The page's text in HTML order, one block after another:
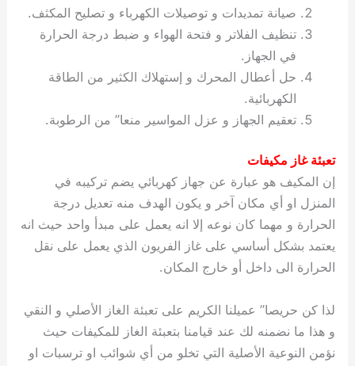
صيانة تمديدات و توصيلات الكهرباء و تصليح المكثف.
تنظيف الفلاتر و فتحة الهواء و ضبط درجة الحرارة
في الجهاز.
حل أعطال المحرك و إستهلاك الكثير من الطاقة
الكهربائية.
تعقيم الجهاز و عزل المواسير منعا” من الرطوبة.
تعبئة غاز مكيفات
إن المكيف هو عبارة عن جهاز كهربائي يضم تركيبه في
المنزل او أي مكان آخر و يكون الهدف منه تعديل درجة
الحرارة و مهما كان نوعه إلا انه يعمل على مبدأ واحد حيث انه
يعتمد بشكل أساسي على غاز الفريون الذي يعمل على نقل
الحرارة الى داخل أو خارج المكان.
لذا كن حريصا” عميلنا الكريم على تعبئة الغاز الأصلي و النقي
و هذا ما نضمنه لك عند قيامنا بتعبئة الغاز للمكيفات حيث
نؤمن النوعية الأصلية التي تخلو من أي شوائب او ترسبات او